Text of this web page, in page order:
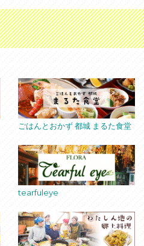
ごはんとおかず 都城 まるた食堂
tearfuleye